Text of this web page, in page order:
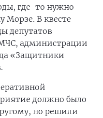
где-то нужно
Морзе. В квесте
депутатов
администрации
«Защитники
должно было
но решили